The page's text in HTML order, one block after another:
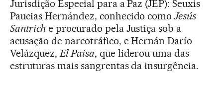
Jurisdição Especial para a Paz (JEP): Seuxis
Paucias Hernández, conhecido comoJesús
Santriche procurado pela Justiça sob a
acusação de narcotráfico, e Hernán Darío
Velázquez, El Paisa, que liderou uma das
estruturas mais sangrentas da insurgência.